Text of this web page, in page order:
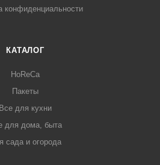
конфиденциальности
КАТАЛОГ
HoReCa
Пакеты
Все для кухни
для дома, быта
сада и огорода